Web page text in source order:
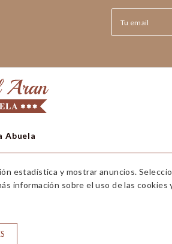
Abuela
(Valle de Aran) Lleida
50
estadística y mostrar anuncios.
información sobre el uso de las cookies